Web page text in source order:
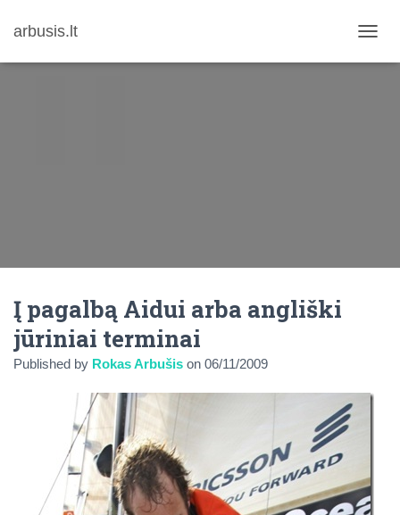
arbusis.lt
O
I
Į pagalbą Aidui arba angliški
jūriniai terminai
Published by Rokas Arbušis on 06/11/2009